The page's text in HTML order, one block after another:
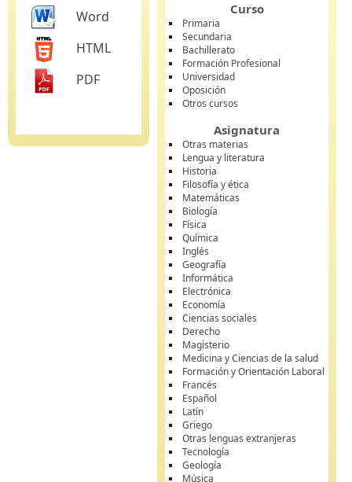
Word
HTML
PDF
Curso
Primaria
Secundaria
Bachillerato
Formación Profesional
Universidad
Oposición
Otros cursos
Asignatura
Otras materias
Lengua y literatura
Historia
Filosofía y ética
Matemáticas
Biología
Física
Química
Inglés
Geografía
Informática
Electrónica
Economía
Ciencias sociales
Derecho
Magisterio
Medicina y Ciencias de la salud
Formación y Orientación Laboral
Francés
Español
Latín
Griego
Otras lenguas extranjeras
Tecnología
Geología
Música